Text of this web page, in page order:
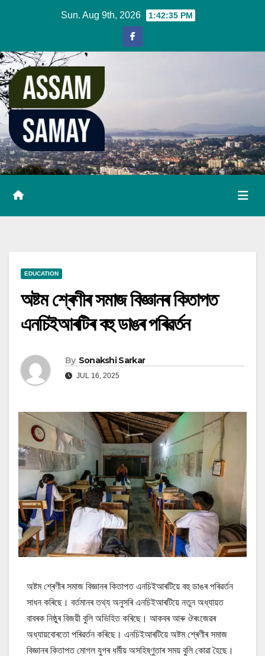
Sun. Aug 9th, 2026 1:42:35 PM
EDUCATION
অষ্টম শ্ৰেণীৰ সমাজ বিজ্ঞানৰ কিতাপত
এনচিইআৰটিৰ বহু ডাঙৰ পৰিৱৰ্তন
By Sonakshi Sarkar
JUL 16, 2025
অষ্টম শ্ৰেণীৰ সমাজ বিজ্ঞানৰ কিতাপত এনচিইআৰটিয়ে বহু ডাঙৰ পৰিৱৰ্তন
সাধন কৰিছে। বৰ্তমানৰ তথ্য অনুসৰি এনচিইআৰটিয়ে নতুন অধ্যায়ত
বাবৰক নিষ্ঠুৰ বিজয়ী বুলি অভিহিত কৰিছে। আকবৰ আৰু ঔৰংজেৱৰ
অধ্যায়বোৰতো পৰিৱৰ্তন কৰিছে। এনচিইআৰটিয়ে অষ্টম শ্ৰেণীৰ সমাজ
বিজ্ঞানৰ কিতাপত মোগল যুগৰ ধৰ্মীয় অসহিষ্ণুতাৰ সময় বুলি কোৱা হৈছে।